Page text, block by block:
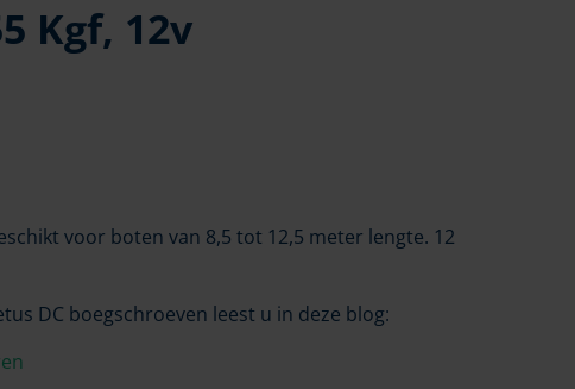
Kgf, 12v
voor boten van 8,5 tot 12,5 meter lengte. 12
DC boegschroeven leest u in deze blog: